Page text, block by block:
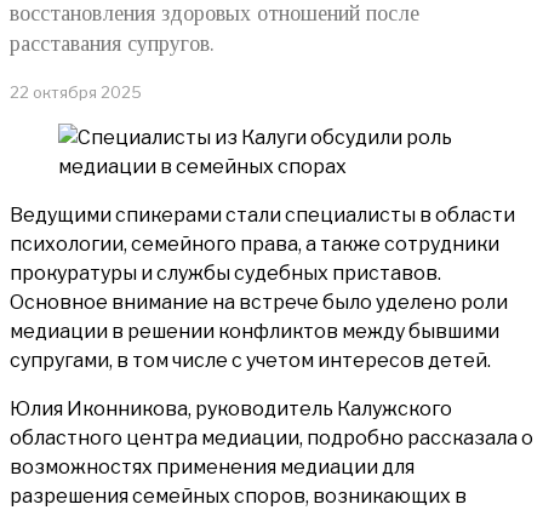
восстановления здоровых отношений после
расставания супругов.
22 октября 2025
Ведущими спикерами стали специалисты в области
психологии, семейного права, а также сотрудники
прокуратуры и службы судебных приставов.
Основное внимание на встрече было уделено роли
медиации в решении конфликтов между бывшими
супругами, в том числе с учетом интересов детей.
Юлия Иконникова, руководитель Калужского
областного центра медиации, подробно рассказала о
возможностях применения медиации для
разрешения семейных споров, возникающих в